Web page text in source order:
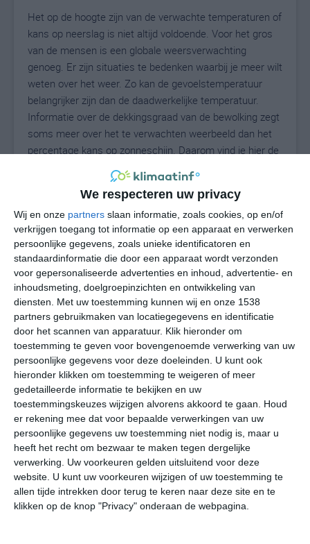
We respecteren uw privacy
Wij en onze partners slaan informatie, zoals cookies, op en/of
verkrijgen toegang tot informatie op een apparaat en verwerken
persoonlijke gegevens, zoals unieke identificatoren en
standaardinformatie die door een apparaat wordt verzonden
voor gepersonaliseerde advertenties en inhoud, advertentie- en
inhoudsmeting, doelgroepinzichten en ontwikkeling van
diensten.
Met uw toestemming kunnen wij en onze 1538
partners gebruikmaken van locatiegegevens en identificatie
door het scannen van apparatuur. Klik hieronder om
toestemming te geven voor bovengenoemde verwerking van uw
persoonlijke gegevens voor deze doeleinden. U kunt ook
hieronder klikken om toestemming te weigeren of meer
gedetailleerde informatie te bekijken en uw
toestemmingskeuzes wijzigen alvorens akkoord te gaan.
Houd
er rekening mee dat voor bepaalde verwerkingen van uw
persoonlijke gegevens uw toestemming niet nodig is, maar u
heeft het recht om bezwaar te maken tegen dergelijke
verwerking. Uw voorkeuren gelden uitsluitend voor deze
website. U kunt uw voorkeuren wijzigen of uw toestemming te
allen tijde intrekken door terug te keren naar deze site en te
klikken op de knop "Privacy" onderaan de webpagina.
Het op de hoogte zijn van de verwachte temperaturen of
kans op neerslag is niet altijd voldoende. Voor het gros
van de mensen is een globale weersverwachting
genoeg. Er zijn situaties te bedenken waarbij je meer wilt
weten over het weer. Zo kan de gevoelstemperatuur
belangrijker zijn dan de daadwerkelijke temperatuur.
Informatie over de dekkingsgraad van de bewolking zegt
soms meer over het te verwachten weerbeeld dan het
percentage kans op zonneschijn. Daarom vind je hier de
uitgebreide weersvoorspelling voor Huéscar.
28°C
vr
36°
za zo
36° 20°
ma
35° 20°
34°C 36°C 32°C
14:00 17:00 20:00 23:00 02:00
14:00 17:00 20:00 23:00 02:00